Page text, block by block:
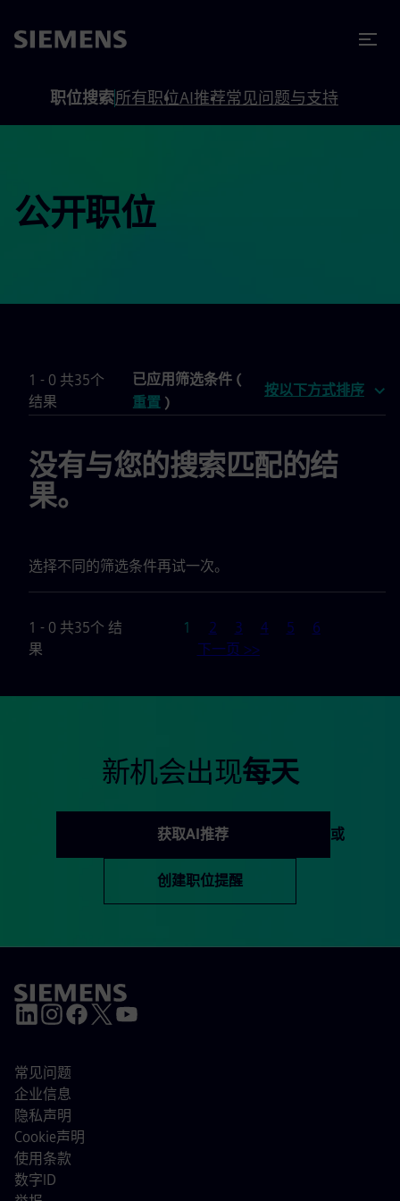
职位搜索所有职位AI推荐常见问题与支持
公开职位
1 - 0 共35个
结果
已应用筛选条件 (
重置 )
按以下方式排序
没有与您的搜索匹配的结
果。
选择不同的筛选条件再试一次。
1 - 0 共35个 结
果
页1 2 3 4 5
6
下一页 >>
新机会出现每天
获取AI推荐 或
创建职位提醒
常见问题
企业信息
隐私声明
Cookie声明
使用条款
数字ID